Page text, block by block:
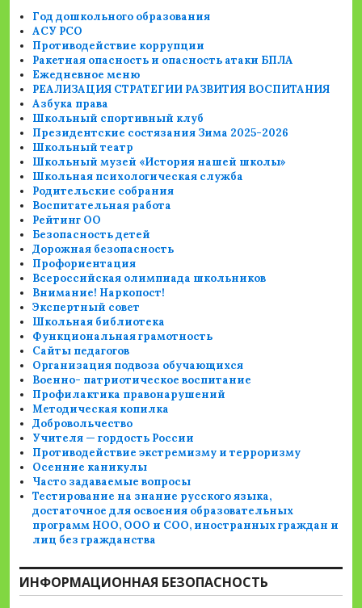
Год дошкольного образования
АСУ РСО
Противодействие коррупции
Ракетная опасность и опасность атаки БПЛА
Ежедневное меню
РЕАЛИЗАЦИЯ СТРАТЕГИИ РАЗВИТИЯ ВОСПИТАНИЯ
Азбука права
Школьный спортивный клуб
Президентские состязания Зима 2025-2026
Школьный театр
Школьный музей «История нашей школы»
Школьная психологическая служба
Родительские собрания
Воспитательная работа
Рейтинг ОО
Безопасность детей
Дорожная безопасность
Профориентация
Всероссийская олимпиада школьников
Внимание! Наркопост!
Экспертный совет
Школьная библиотека
Функциональная грамотность
Сайты педагогов
Организация подвоза обучающихся
Военно- патриотическое воспитание
Профилактика правонарушений
Методическая копилка
Добровольчество
Учителя — гордость России
Противодействие экстремизму и терроризму
Осенние каникулы
Часто задаваемые вопросы
Тестирование на знание русского языка,
достаточное для освоения образовательных
программ НОО, ООО и СОО, иностранных граждан и
лиц без гражданства
ИНФОРМАЦИОННАЯ БЕЗОПАСНОСТЬ